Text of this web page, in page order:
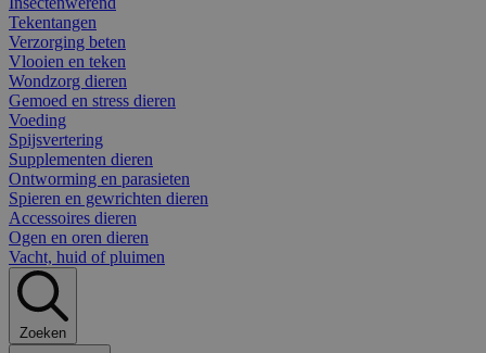
Tekentangen
Verzorging beten
Vlooien en teken
Wondzorg dieren
Gemoed en stress dieren
Voeding
Spijsvertering
Supplementen dieren
Ontworming en parasieten
Spieren en gewrichten dieren
Accessoires dieren
Ogen en oren dieren
Vacht, huid of pluimen
Zoeken